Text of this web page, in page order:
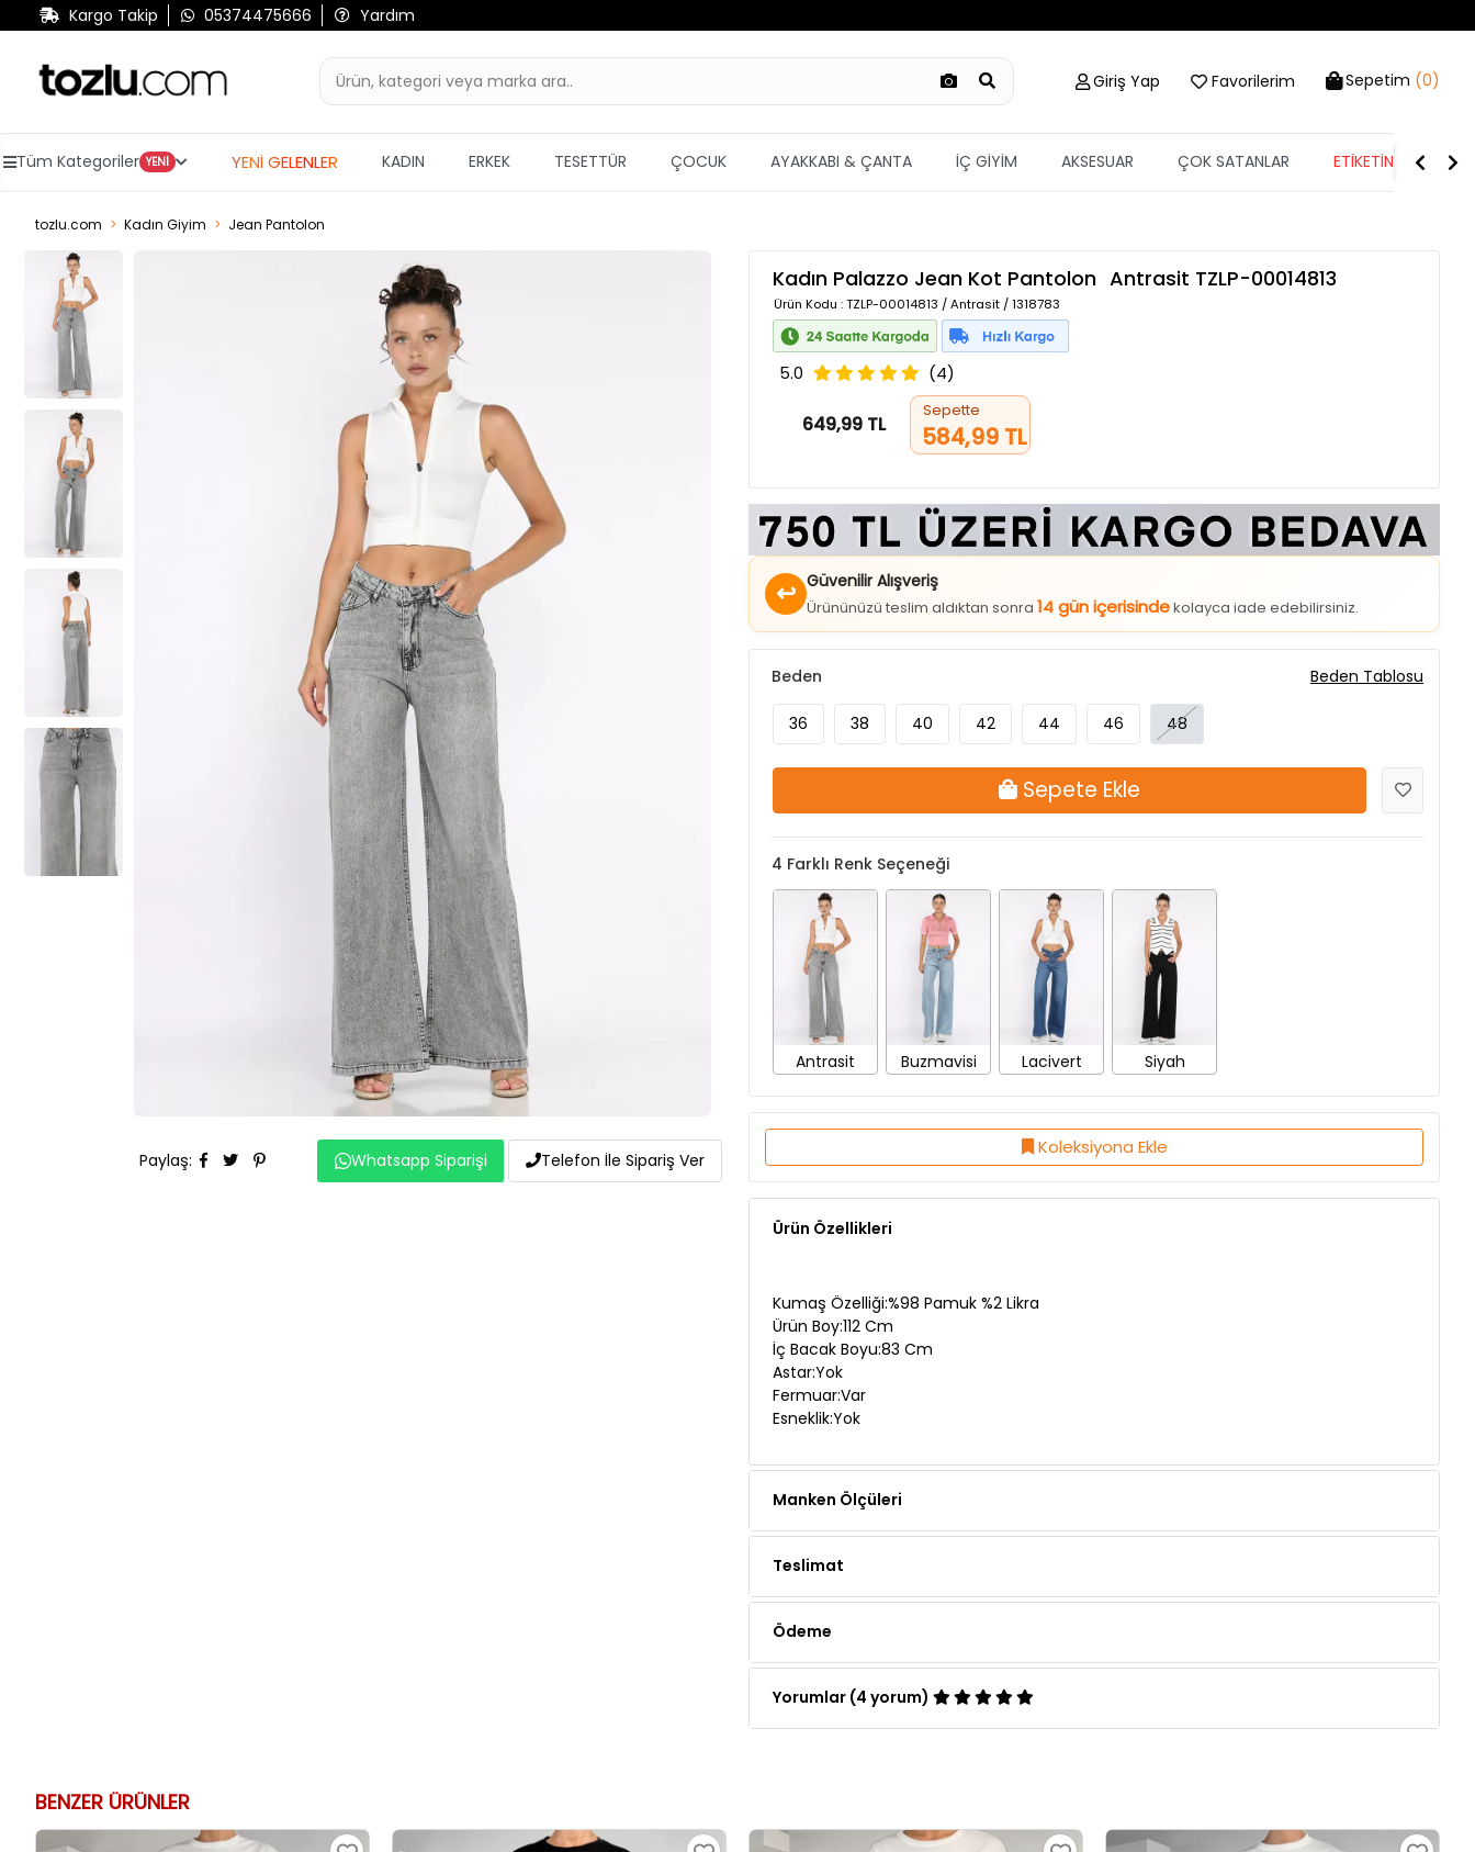
Kargo Takip 05374475666 Yardım
Giriş Yap Favorilerim Sepetim (0)
Tüm Kategoriler YENİ YENİ GELENLER KADIN ERKEK TESETTÜR ÇOCUK AYAKKABI & ÇANTA İÇ GİYİM AKSESUAR ÇOK SATANLAR ETİKETİN YARISI
tozlu.com Kadın Giyim Jean Pantolon
Paylaş: Whatsapp Siparişi Telefon İle Sipariş Ver
Kadın Palazzo Jean Kot Pantolon Antrasit TZLP-00014813
Ürün Kodu : TZLP-00014813 / Antrasit / 1318783
5.0 (4)
649,99 TL
Sepette
584,99 TL
↩ Güvenilir Alışveriş
Ürününüzü teslim aldıktan sonra 14 gün içerisindekolayca iade edebilirsiniz.
Beden
36 38 40 42 44 46 48
Beden Tablosu
Sepete Ekle
4 Farklı Renk Seçeneği
Antrasit Buzmavisi Lacivert Siyah
Koleksiyona Ekle
Ürün Özellikleri
Kumaş Özelliği:%98 Pamuk %2 Likra
Ürün Boy:112 Cm
İç Bacak Boyu:83 Cm
Astar:Yok
Fermuar:Var
Esneklik:Yok
Manken Ölçüleri
Teslimat
Ödeme
Yorumlar (4 yorum)
BENZER ÜRÜNLER